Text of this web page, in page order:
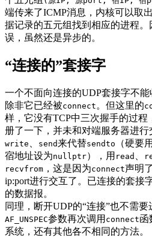
端传来了ICMP消息，内核可以取
据记录的五元组找到相应的进程
误，虽然还是异步的。
“连接的”套接字
一个不面向连接的UDP套接字不能
除非它已经被connect 。但这里的
样，它没有TCP中三次握手的过
册了一下，并未和对端服务器进行
write send来代替sendto （硬要用
宿地址设为nullptr），用 read
recvfrom ，这是因为connect声明
ip:port进行交互了。已连接的套接
的数据报。
同理，断开UDP的“连接”也不需
AF_UNSPEC参数再次调用 connect函
系统，还有其他各不相同的方法。